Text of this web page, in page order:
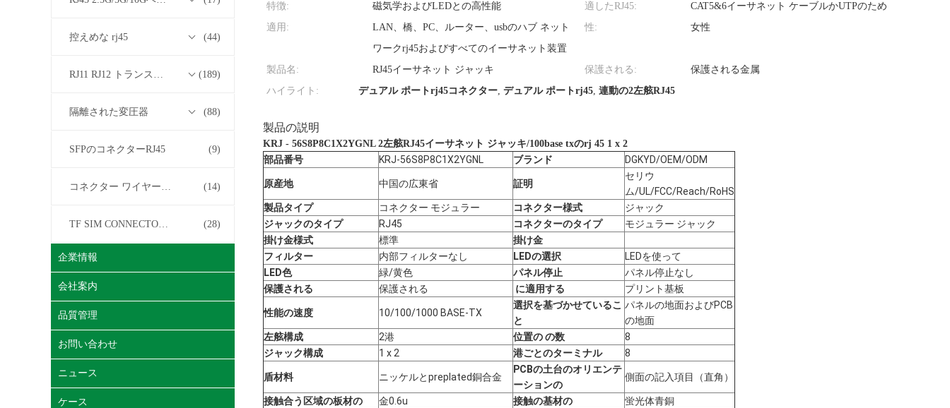
控えめな rj45 (44)
RJ11 RJ12 トランスフォーマーシリーズなしの RJ45 (189)
隔離された変圧器 (88)
SFPのコネクターRJ45 (9)
コネクター ワイヤー馬具 (14)
TF SIM CONNECTOR について (28)
企業情報
会社案内
品質管理
お問い合わせ
ニュース
ケース
特徴: 磁気学およびLEDとの高性能 適したRJ45:
CAT5&6イーサネット ケーブルかUTPのため
適用:
LAN、橋、PC、ルーター、usbのハブ ネット
ワークrj45およびすべてのイーサネット装置
性: 女性
製品名: RJ45イーサネット ジャッキ 保護される:
保護される金属
ハイライト:
デュアル ポートrj45コネクター, デュアル ポートrj45, 連動の2左舷RJ45
製品の説明
KRJ - 56S8P8C1X2YGNL 2左舷RJ45イーサネット ジャッキ/100base txのrj 45 1 x 2
部品番号 KRJ-56S8P8C1X2YGNL ブランド DGKYD/OEM/ODM
原産地 中国の広東省 証明
セリウ
ム/UL/FCC/Reach/RoHS
製品タイプ
コネクター モジュラー コネクター様式
ジャック
ジャックのタイプ
RJ45 コネクターのタイプ
モジュラー ジャック
掛け金様式
標準
掛け金
フィルター
内部フィルターなし LEDの選択
LEDを使って
LED色
緑/黄色 パネル停止
パネル停止なし
保護される
保護される に適用する プリント基板
性能の速度 10/100/1000 BASE-TX
選択を基づかせているこ
と
パネルの地面およびPCB
の地面
左舷構成
2港 位置の の数
8
ジャック構成
1 x 2 港ごとのターミナル 8
盾材料 ニッケルとpreplated銅合金
PCBの土台のオリエンテ
ーションの
側面の記入項目（直角）
接触合う区域の板材の 金0.6u 接触の基材の
蛍光体青銅